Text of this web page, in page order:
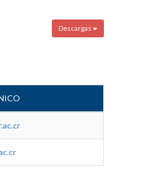
Descargas